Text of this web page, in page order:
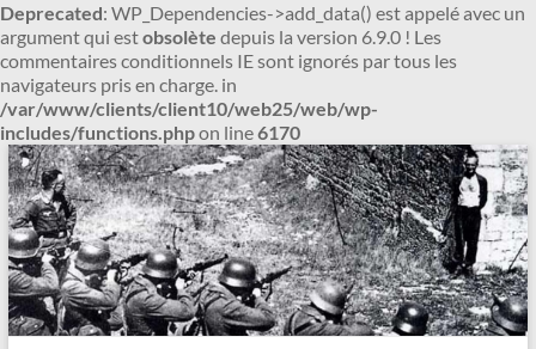
Deprecated: WP_Dependencies->add_data() est appelé avec un
argument qui estobsolète depuis la version 6.9.0 ! Les
commentaires conditionnels IE sont ignorés par tous les
navigateurs pris en charge. in
/var/www/clients/client10/web25/web/wp-
includes/functions.phpon line6170
Aller
au
contenu